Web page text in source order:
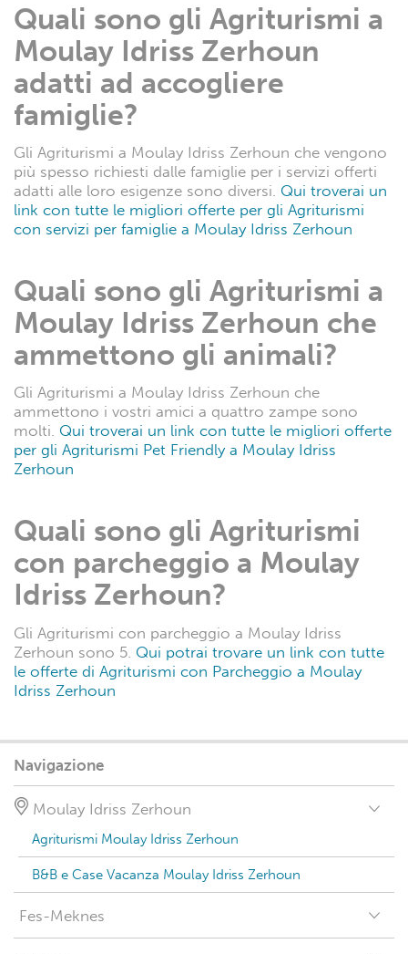
Quali sono gli Agriturismi a
Moulay Idriss Zerhoun
adatti ad accogliere
famiglie?
Gli Agriturismi a Moulay Idriss Zerhoun che vengono
più spesso richiesti dalle famiglie per i servizi offerti
adatti alle loro esigenze sono diversi. Qui troverai un
link con tutte le migliori offerte per gli Agriturismi
con servizi per famiglie a Moulay Idriss Zerhoun
Quali sono gli Agriturismi a
Moulay Idriss Zerhoun che
ammettono gli animali?
Gli Agriturismi a Moulay Idriss Zerhoun che
ammettono i vostri amici a quattro zampe sono
molti. Qui troverai un link con tutte le migliori offerte
per gli Agriturismi Pet Friendly a Moulay Idriss
Zerhoun
Quali sono gli Agriturismi
con parcheggio a Moulay
Idriss Zerhoun?
Gli Agriturismi con parcheggio a Moulay Idriss
Zerhoun sono 5. Qui potrai trovare un link con tutte
le offerte di Agriturismi con Parcheggio a Moulay
Idriss Zerhoun
Navigazione
Moulay Idriss Zerhoun
Agriturismi Moulay Idriss Zerhoun
B&B e Case Vacanza Moulay Idriss Zerhoun
Fes-Meknes